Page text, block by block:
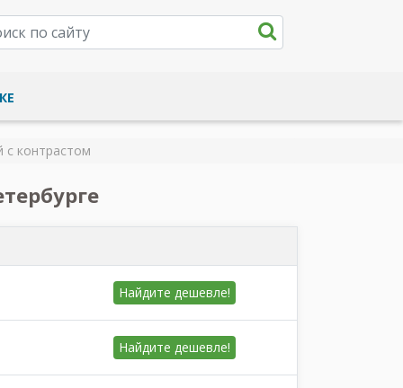
с контрастом
Найдите дешевле!
Найдите дешевле!